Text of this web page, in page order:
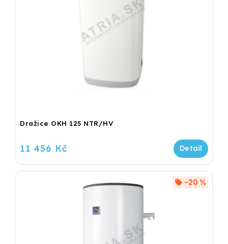
Dražice OKH 125 NTR/HV
11 456 Kč
–20 %